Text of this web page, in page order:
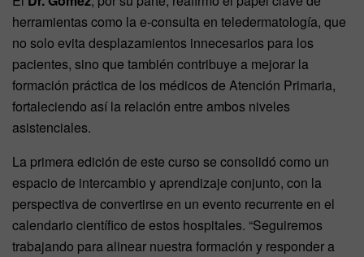
herramientas como la e-consulta en teledermatología, que
no solo evita desplazamientos innecesarios para los
pacientes, sino que también contribuye a mejorar la
formación práctica de los médicos de Atención Primaria,
fortaleciendo así la relación entre ambos niveles
asistenciales.
La primera edición de este curso se consolidó como un
espacio de intercambio y aprendizaje conjunto, con la
perspectiva de convertirse en un evento recurrente en el
calendario científico de estos hospitales. “Seguiremos
trabajando para alinear nuestra formación y responder a